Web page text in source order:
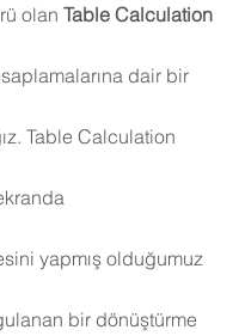
olan Table Calculation
dair bir
Table Calculation
yapmış olduğumuz
bir dönüştürme